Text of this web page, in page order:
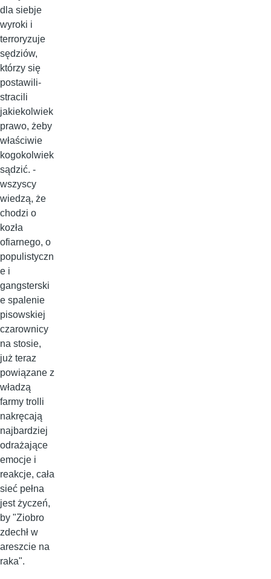
dla siebje
wyroki i
terroryzuje
sędziów,
którzy się
postawili-
stracili
jakiekolwiek
prawo, żeby
właściwie
kogokolwiek
sądzić. -
wszyscy
wiedzą, że
chodzi o
kozła
ofiarnego, o
populistyczn
e i
gangsterski
e spalenie
pisowskiej
czarownicy
na stosie,
już teraz
powiązane z
władzą
farmy trolli
nakręcają
najbardziej
odrażające
emocje i
reakcje, cała
sieć pełna
jest życzeń,
by "Ziobro
zdechł w
areszcie na
raka".